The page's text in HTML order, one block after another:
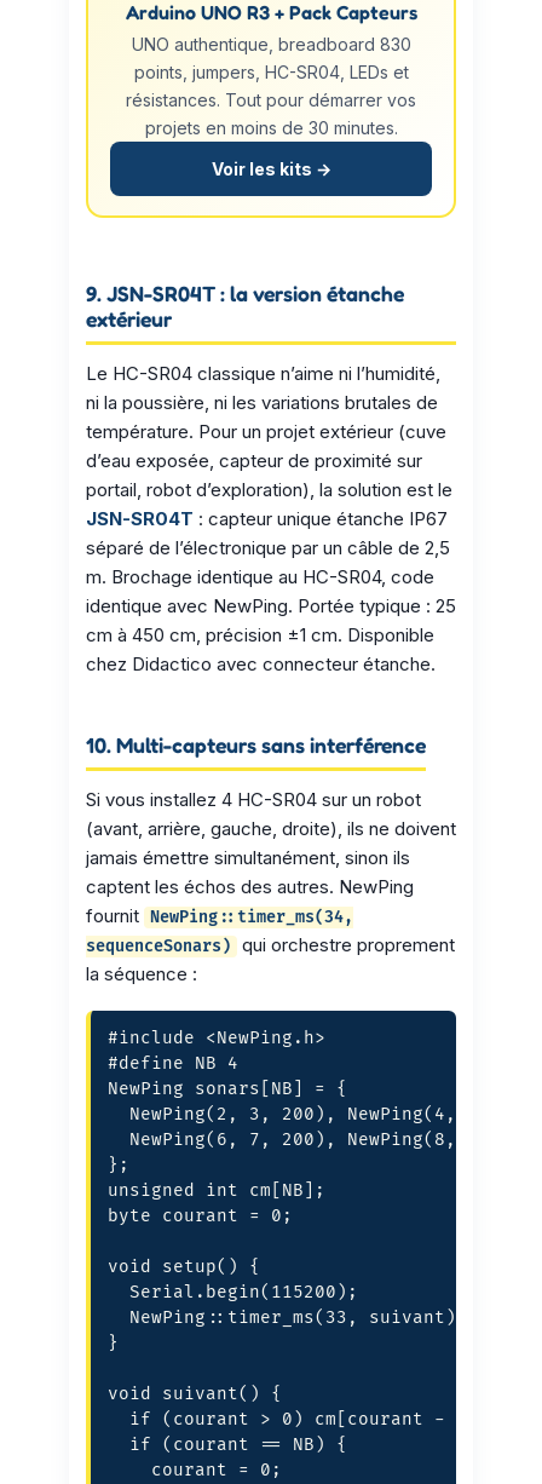
Arduino UNO R3 + Pack Capteurs
UNO authentique, breadboard 830
points, jumpers, HC-SR04, LEDs et
résistances. Tout pour démarrer vos
projets en moins de 30 minutes.
Voir les kits →
9. JSN-SR04T : la version étanche
extérieur
Le HC-SR04 classique n’aime ni l’humidité,
ni la poussière, ni les variations brutales de
température. Pour un projet extérieur (cuve
d’eau exposée, capteur de proximité sur
portail, robot d’exploration), la solution est le
JSN-SR04T : capteur unique étanche IP67
séparé de l’électronique par un câble de 2,5
m. Brochage identique au HC-SR04, code
identique avec NewPing. Portée typique : 25
cm à 450 cm, précision ±1 cm. Disponible
chez Didactico avec connecteur étanche.
10. Multi-capteurs sans interférence
Si vous installez 4 HC-SR04 sur un robot
(avant, arrière, gauche, droite), ils ne doivent
jamais émettre simultanément, sinon ils
captent les échos des autres. NewPing
fournit
NewPing::timer_ms(34,
sequenceSonars)
qui orchestre proprement
la séquence :
#include <NewPing.h>
#define NB 4
NewPing sonars[NB] = {
NewPing(2, 3, 200), NewPing(4, 5,
  NewPing(6, 7, 200), NewPing(8, 9, 200)
};
unsigned int cm[NB];
byte courant = 0;
void setup() {
  Serial.begin(115200);
  NewPing::timer_ms(33, suivant);
}
void suivant() {
if (courant > 0) cm[courant - 1] =
  if (courant == NB) {
    courant = 0;